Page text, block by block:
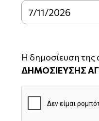
Η δημοσίευση της
ΔΗΜΟΣΙΕΥΣΗΣ